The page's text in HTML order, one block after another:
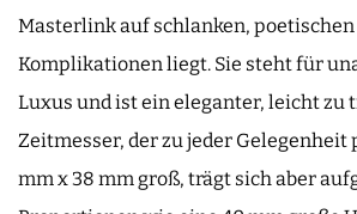
Masterlink auf schlanken,
Komplikationen liegt. Sie steht für
Luxus und ist ein eleganter, leicht zu
Zeitmesser, der zu jeder Gelegenheit
mm x 38 mm groß, trägt sich aber